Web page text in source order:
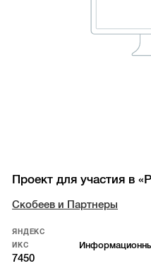
Проект для участия в
Скобеев и Партнеры
ЯНДЕКС
ИКС
7450